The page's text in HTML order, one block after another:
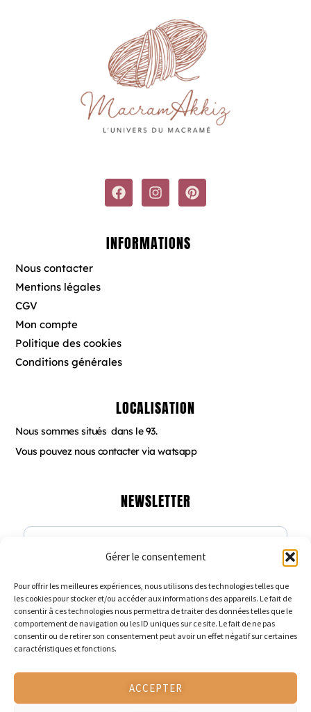
Gérer le consentement
Pour offrir les meilleures expériences, nous utilisons des technologies telles que
les cookies pour stocker et/ou accéder aux informations des appareils. Le fait de
consentir à ces technologies nous permettra de traiter des données telles que le
comportement de navigation ou les ID uniques sur ce site. Le fait de ne pas
consentir ou de retirer son consentement peut avoir un effet négatif sur certaines
caractéristiques et fonctions.
ACCEPTER
F
a
c
b
o
I
n
s
a
g
P
i
n
INFORMATIONS
Nous contacter
Mentions légales
CGV
Mon compte
Politique des cookies
Conditions générales
LOCALISATION
Nous sommes situés dans le 93.
Vous pouvez nous contacter via watsapp
NEWSLETTER
Veuillez renseigner votre adresse email
pour vous inscrire
Veuillez renseigner votre adresse email pour vous inscrire.
S'INSCRIRE